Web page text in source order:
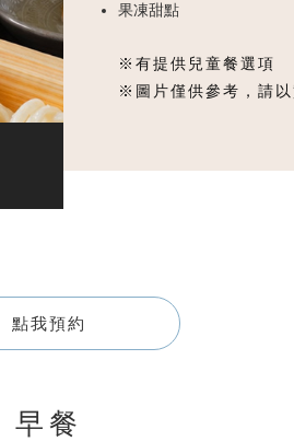
果凍甜點
※有提供兒童餐選項
※圖片僅供參考，請
點我預約
早餐